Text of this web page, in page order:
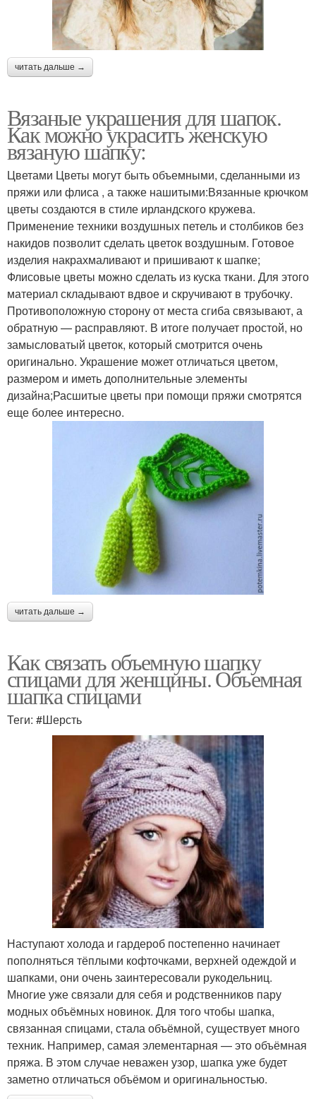
читать дальше →
Вязаные украшения для шапок.
Как можно украсить женскую
вязаную шапку:
Цветами Цветы могут быть объемными, сделанными из
пряжи или флиса , а также нашитыми:Вязанные крючком
цветы создаются в стиле ирландского кружева.
Применение техники воздушных петель и столбиков без
накидов позволит сделать цветок воздушным. Готовое
изделия накрахмаливают и пришивают к шапке;
Флисовые цветы можно сделать из куска ткани. Для этого
материал складывают вдвое и скручивают в трубочку.
Противоположную сторону от места сгиба связывают, а
обратную — расправляют. В итоге получает простой, но
замысловатый цветок, который смотрится очень
оригинально. Украшение может отличаться цветом,
размером и иметь дополнительные элементы
дизайна;Расшитые цветы при помощи пряжи смотрятся
еще более интересно.
читать дальше →
Как связать объемную шапку
спицами для женщины. Объемная
шапка спицами
Теги: #Шерсть
Наступают холода и гардероб постепенно начинает
пополняться тёплыми кофточками, верхней одеждой и
шапками, они очень заинтересовали рукодельниц.
Многие уже связали для себя и родственников пару
модных объёмных новинок. Для того чтобы шапка,
связанная спицами, стала объёмной, существует много
техник. Например, самая элементарная — это объёмная
пряжа. В этом случае неважен узор, шапка уже будет
заметно отличаться объёмом и оригинальностью.